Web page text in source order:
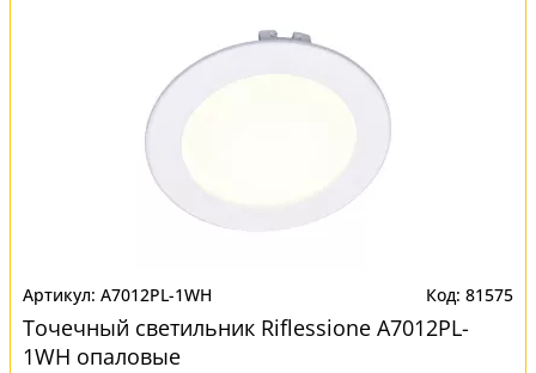
A7012PL-1WH 81575
Точечный светильник Riflessione A7012PL-
1WH опаловые